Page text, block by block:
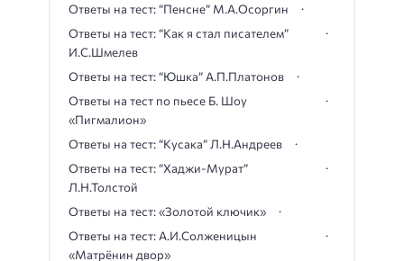
Ответы на тест: “Пенсне” М.А.Осоргин
Ответы на тест: “Как я стал писателем”
И.С.Шмелев
Ответы на тест: “Юшка” А.П.Платонов
Ответы на тест по пьесе Б. Шоу
«Пигмалион»
Ответы на тест: “Кусака” Л.Н.Андреев
Ответы на тест: “Хаджи-Мурат”
Л.Н.Толстой
Ответы на тест: «Золотой ключик»
Ответы на тест: А.И.Солженицын
«Матрёнин двор»